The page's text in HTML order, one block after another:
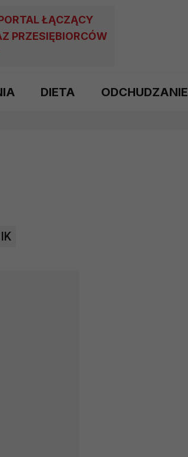
ŁĄCZĄCY
PRZESIĘBIORCÓW
DIETA ODCHUDZANIE